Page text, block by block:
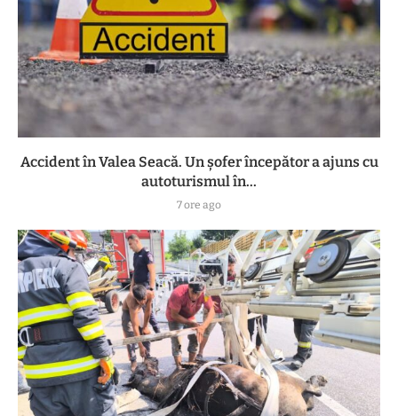
Accident în Valea Seacă. Un șofer începător a ajuns cu
autoturismul în...
7 ore ago